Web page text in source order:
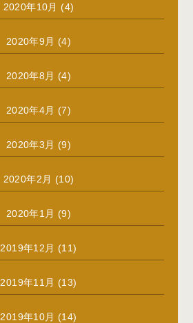
2020年10月 (4)
2020年9月 (4)
2020年8月 (4)
2020年4月 (7)
2020年3月 (9)
2020年2月 (10)
2020年1月 (9)
2019年12月 (11)
2019年11月 (13)
2019年10月 (14)